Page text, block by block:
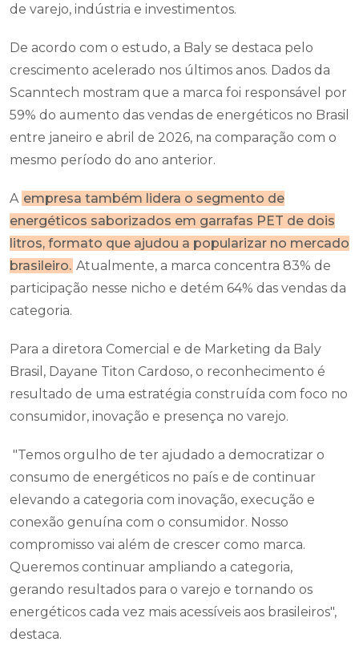
de varejo, indústria e investimentos.
De acordo com o estudo, a Baly se destaca pelo
crescimento acelerado nos últimos anos. Dados da
Scanntech mostram que a marca foi responsável por
59% do aumento das vendas de energéticos no Brasil
entre janeiro e abril de 2026, na comparação com o
mesmo período do ano anterior.
A empresa também lidera o segmento de
energéticos saborizados em garrafas PET de dois
litros, formato que ajudou a popularizar no mercado
brasileiro. Atualmente, a marca concentra 83% de
participação nesse nicho e detém 64% das vendas da
categoria.
Para a diretora Comercial e de Marketing da Baly
Brasil, Dayane Titon Cardoso, o reconhecimento é
resultado de uma estratégia construída com foco no
consumidor, inovação e presença no varejo.
"Temos orgulho de ter ajudado a democratizar o
consumo de energéticos no país e de continuar
elevando a categoria com inovação, execução e
conexão genuína com o consumidor. Nosso
compromisso vai além de crescer como marca.
Queremos continuar ampliando a categoria,
gerando resultados para o varejo e tornando os
energéticos cada vez mais acessíveis aos brasileiros",
destaca.